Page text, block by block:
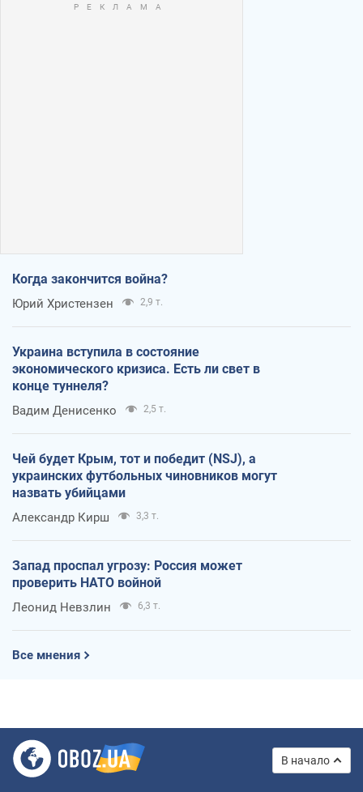
Когда закончится война?
Юрий Христензен 2,9 т.
Украина вступила в состояние
экономического кризиса. Есть ли свет в
конце туннеля?
Вадим Денисенко 2,5 т.
Чей будет Крым, тот и победит (NSJ), а
украинских футбольных чиновников могут
назвать убийцами
Александр Кирш 3,3 т.
Запад проспал угрозу: Россия может
проверить НАТО войной
Леонид Невзлин 6,3 т.
Все мнения
В начало